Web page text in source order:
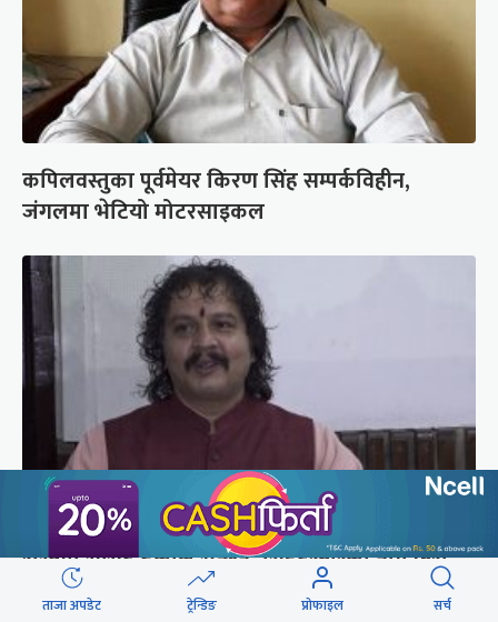
कपिलवस्तुका पूर्वमेयर किरण सिंह सम्पर्कविहीन,
जंगलमा भेटियो मोटरसाइकल
रास्वपा सांसद ढकाल भन्छन्- सिंहदरबारको नाम फेरौं,
अनामनगर दरबार राखौं
ताजा अपडेट ट्रेन्डिङ प्रोफाइल सर्च